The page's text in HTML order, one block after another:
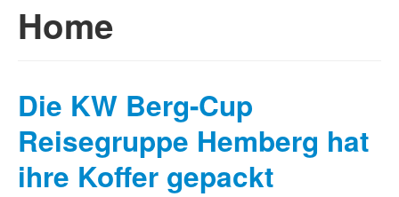
Home
Die KW Berg-Cup
Reisegruppe Hemberg hat
ihre Koffer gepackt